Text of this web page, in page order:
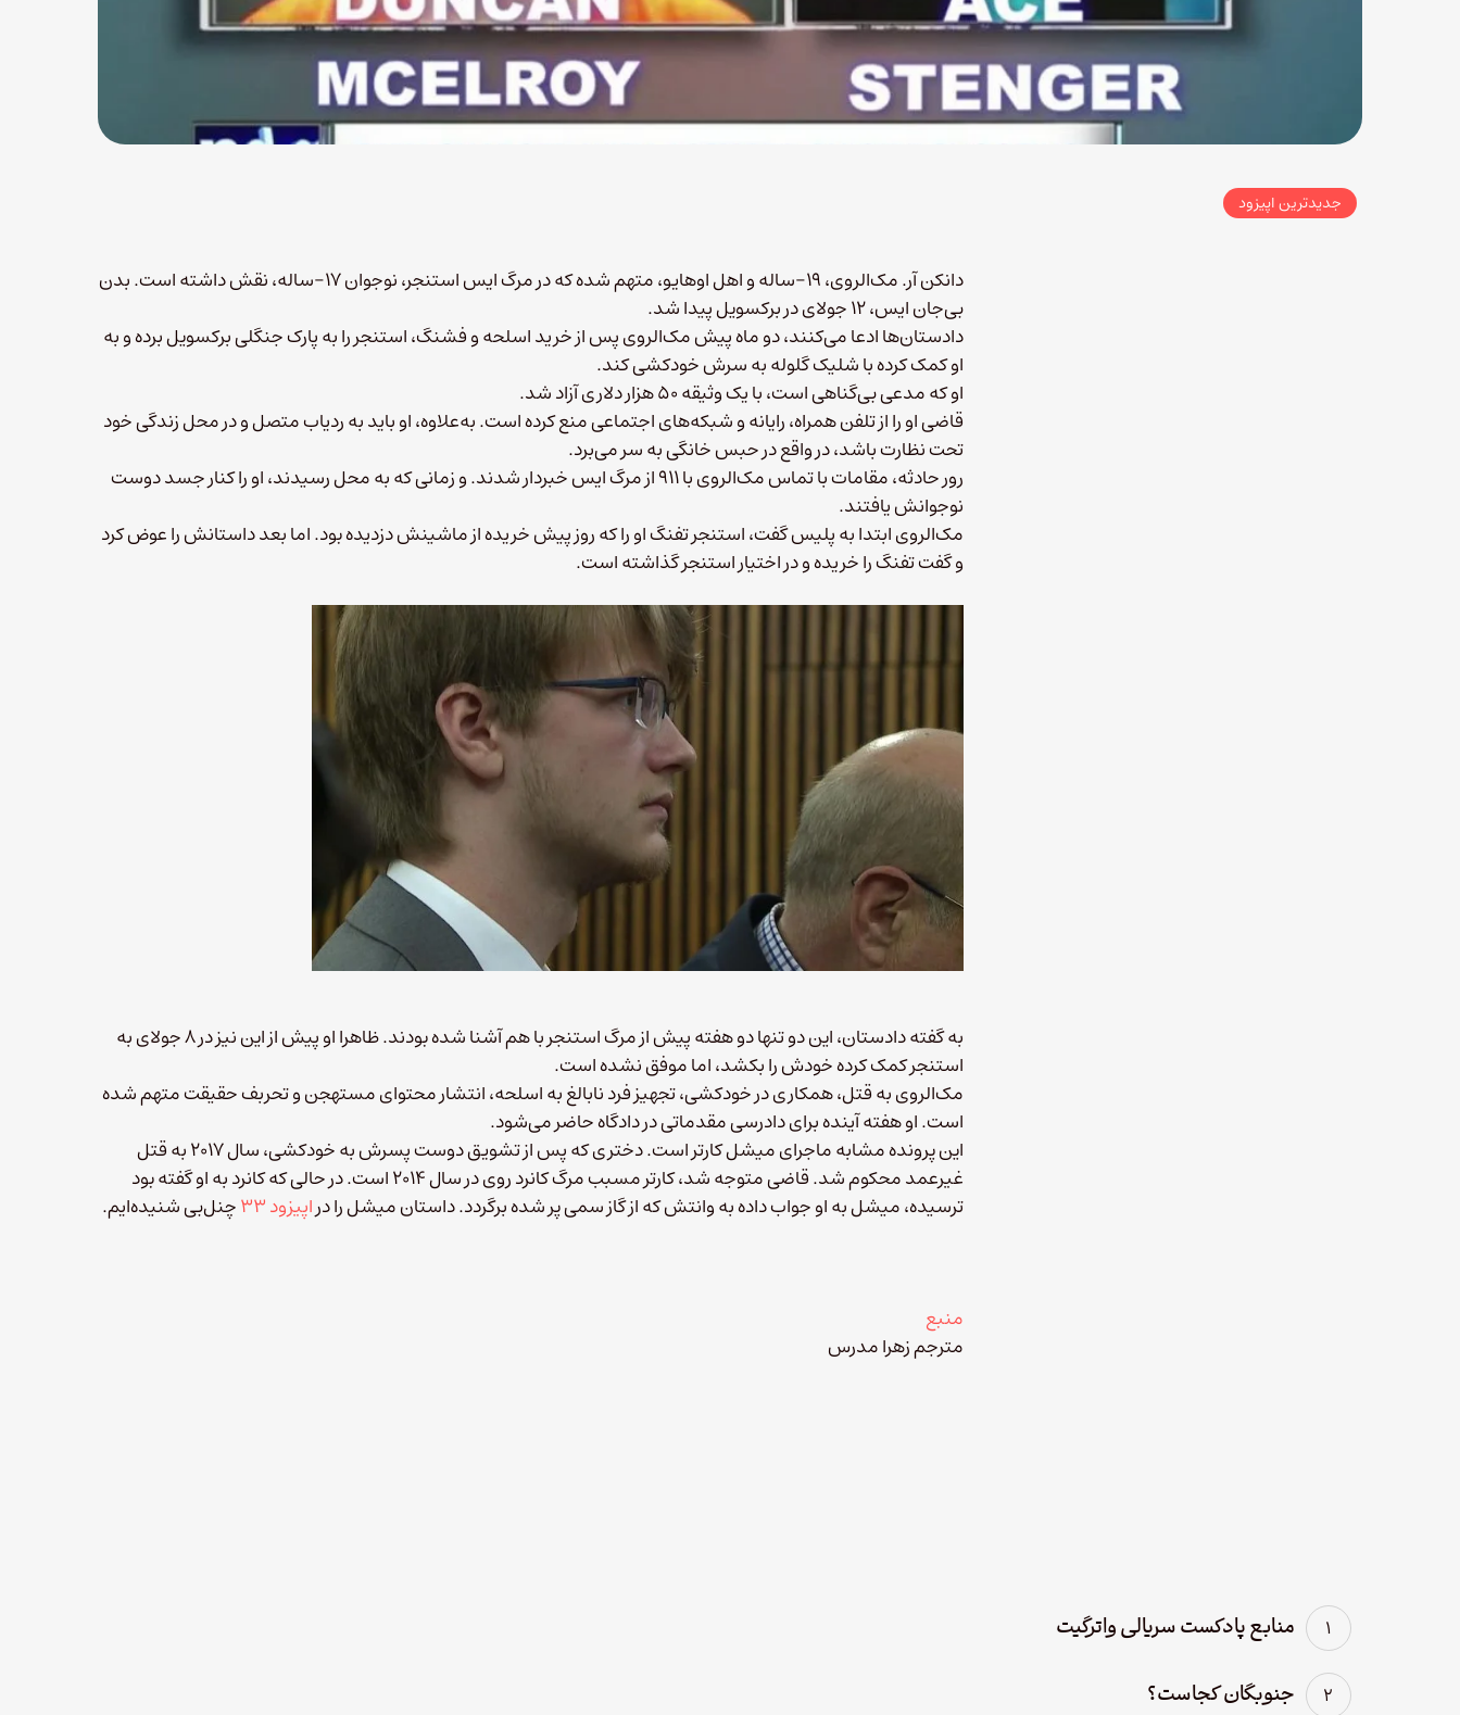
دانکن آر. مک‌الروی، ۱۹-ساله و اهل اوهایو، متهم شده که در مرگ ایس استنجر، نوجوان ۱۷-ساله، نقش داشته است. بدن
بی‌جان ایس، ۱۲ جولای در برکسویل پیدا شد.
دادستان‌ها ادعا می‌کنند، دو ماه پیش مک‌الروی پس از خرید اسلحه و فشنگ، استنجر را به پارک جنگلی برکسویل برده و به
او کمک کرده با شلیک گلوله به سرش خودکشی کند.
او که مدعی بی‌گناهی است، با یک وثیقه ۵۰ هزار دلاری آزاد شد.
قاضی او را از تلفن همراه، رایانه و شبکه‌های اجتماعی منع کرده است. به‌علاوه، او باید به ردیاب متصل و در محل زندگی خود
تحت نظارت باشد، در واقع در حبس خانگی به سر می‌برد.
رور حادثه، مقامات با تماس مک‌الروی با ۹۱۱ از مرگ ایس خبردار شدند. و زمانی که به محل رسیدند، او را کنار جسد دوست
نوجوانش یافتند.
مک‌الروی ابتدا به پلیس گفت، استنجر تفنگ او را که روز پیش خریده از ماشینش دزدیده بود. اما بعد داستانش را عوض کرد
و گفت تفنگ را خریده و در اختیار استنجر گذاشته است.
به گفته دادستان، این دو تنها دو هفته پیش از مرگ استنجر با هم آشنا شده بودند. ظاهرا او پیش از این نیز در ۸ جولای به
استنجر کمک کرده خودش را بکشد، اما موفق نشده است.
مک‌الروی به قتل، همکاری در خودکشی، تجهیز فرد نابالغ به اسلحه، انتشار محتوای مستهجن و تحربف حقیقت متهم شده
است. او هفته آینده برای دادرسی مقدماتی در دادگاه حاضر می‌شود.
این پرونده مشابه ماجرای میشل کارتر است. دختری که پس از تشویق دوست پسرش به خودکشی، سال ۲۰۱۷ به قتل
غیرعمد محکوم شد. قاضی متوجه شد، کارتر مسبب مرگ کانرد روی در سال ۲۰۱۴ است. در حالی که کانرد به او گفته بود
ترسیده، میشل به او جواب داده به وانتش که از گاز سمی پر شده برگردد. داستان میشل را دراپیزود ۳۳ چنل‌بی شنیده‌ایم.
منبع
مترجم زهرا مدرس
جدیدترین اپیزود
منابع پادکست سریالی واترگیت
جنوبگان کجاست؟